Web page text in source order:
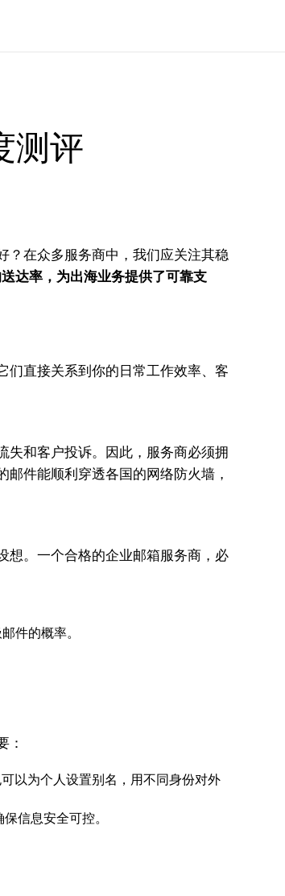
测评
？在众多服务商中，我们应关注其稳
达率，为出海业务提供了可靠支
们直接关系到你的日常工作效率、客
失和客户投诉。因此，服务商必须拥
件能顺利穿透各国的网络防火墙，
想。一个合格的企业邮箱服务商，必
件的概率。
：
以为个人设置别名，用不同身份对外
信息安全可控。